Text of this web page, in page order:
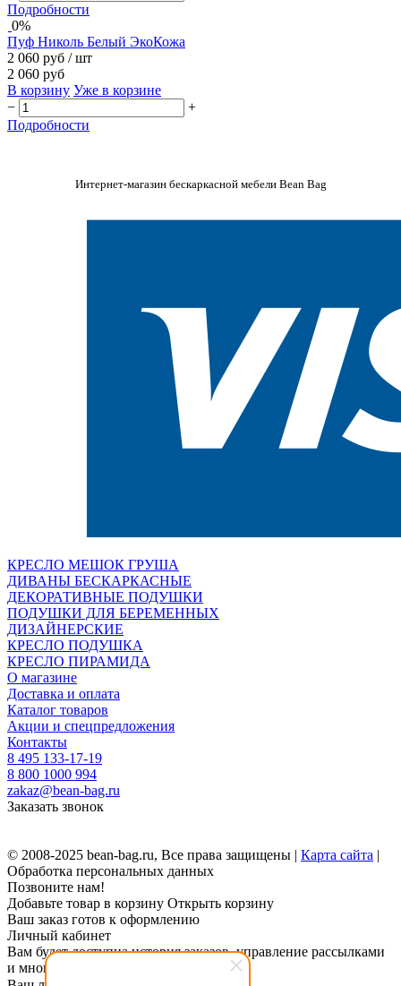
Подробности
0%
Пуф Николь Белый ЭкоКожа
2 060 руб / шт
2 060 руб
В корзину Уже в корзине
−
+
Подробности
Интернет-магазин бескаркасной мебели Bean Bag
КРЕСЛО МЕШОК ГРУША
ДИВАНЫ БЕСКАРКАСНЫЕ
ДЕКОРАТИВНЫЕ ПОДУШКИ
ПОДУШКИ ДЛЯ БЕРЕМЕННЫХ
ДИЗАЙНЕРСКИЕ
КРЕСЛО ПОДУШКА
КРЕСЛО ПИРАМИДА
О магазине
Доставка и оплата
Каталог товаров
Акции и спецпредложения
Контакты
8 495 133-17-19
8 800 1000 994
zakaz@bean-bag.ru
Заказать звонок
© 2008-2025 bean-bag.ru, Все права защищены | Карта сайта |
Обработка персональных данных
Позвоните нам!
Добавьте товар в корзину Открыть корзину
Ваш заказ готов к оформлению
Личный кабинет
Вам будет доступна история заказов, управление рассылками
и многое другое.